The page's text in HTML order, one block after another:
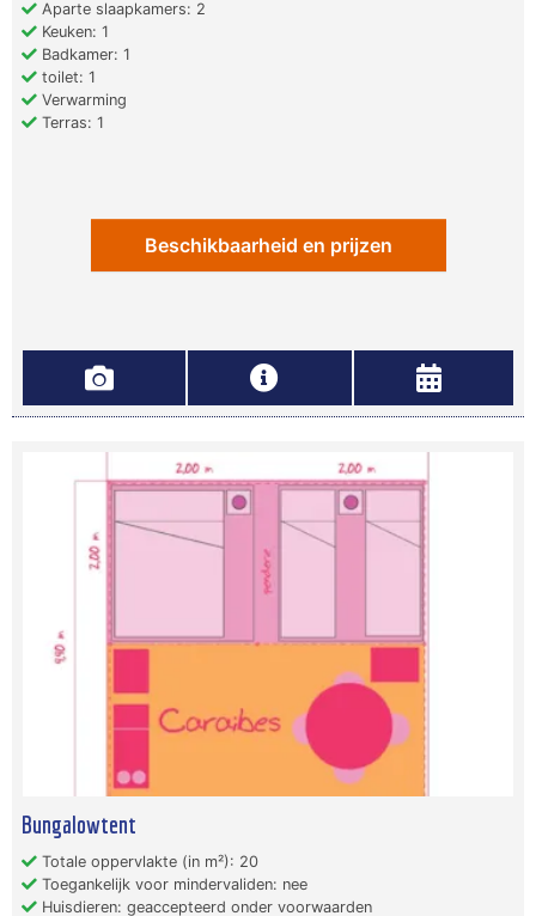
Aparte slaapkamers: 2
Keuken: 1
Badkamer: 1
toilet: 1
Verwarming
Terras: 1
Beschikbaarheid en prijzen
Bungalowtent
Totale oppervlakte (in m²): 20
Toegankelijk voor mindervaliden: nee
Huisdieren: geaccepteerd onder voorwaarden